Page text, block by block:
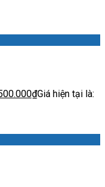
₫Giá hiện tại là: